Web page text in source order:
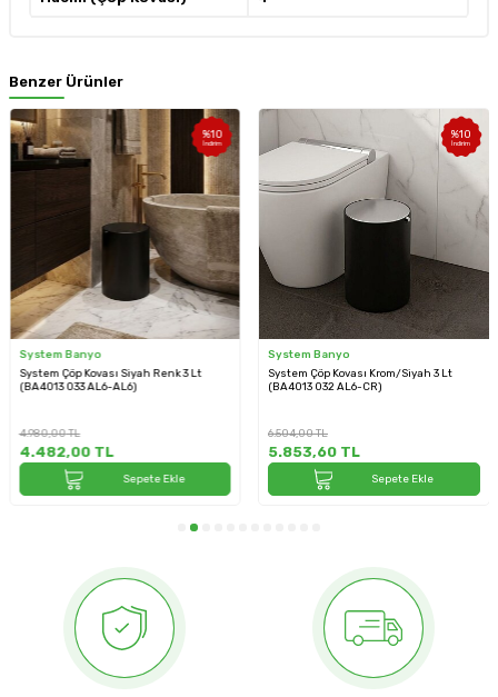
Benzer Ürünler
%10
İndirim
System Banyo
System Çöp Kovası Siyah Renk 3 Lt
(BA4013 033 AL6-AL6)
4.980,00TL
4.482,00TL
Sepete Ekle
%10
İndirim
System Banyo
System Çöp Kovası Krom/Siyah 3 Lt
(BA4013 032 AL6-CR)
6.504,00TL
5.853,60TL
Sepete Ekle